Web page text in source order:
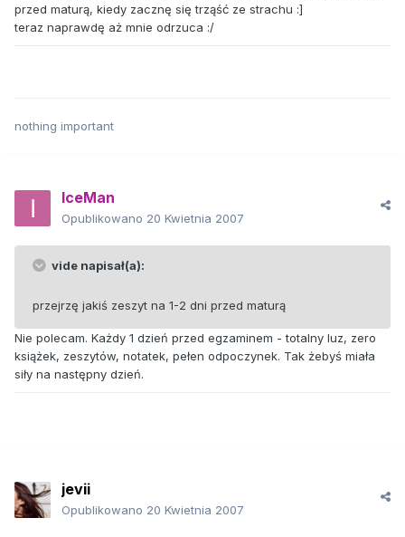
przed maturą, kiedy zacznę się trząść ze strachu :]
teraz naprawdę aż mnie odrzuca :/
nothing important
IceMan
Opublikowano 20 Kwietnia 2007
vide napisał(a):
przejrzę jakiś zeszyt na 1-2 dni przed maturą
Nie polecam. Każdy 1 dzień przed egzaminem - totalny luz, zero
książek, zeszytów, notatek, pełen odpoczynek. Tak żebyś miała
siły na następny dzień.
jevii
Opublikowano 20 Kwietnia 2007